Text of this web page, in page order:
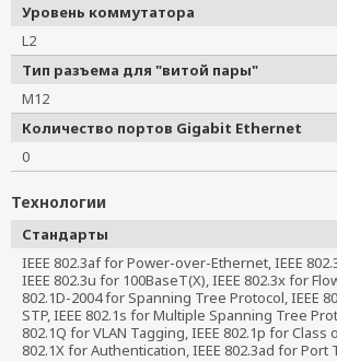
Уровень коммутатора
L2
Тип разъема для "витой пары"
M12
Количество портов Gigabit Ethernet
0
Технологии
Стандарты
IEEE 802.3af for Power-over-Ethernet, IEEE
IEEE 802.3u for 100BaseT(X), IEEE 802.3x for
802.1D-2004 for Spanning Tree Protocol, IEEE
STP, IEEE 802.1s for Multiple Spanning Tree
802.1Q for VLAN Tagging, IEEE 802.1p for Class
802.1X for Authentication, IEEE 802.3ad for Port